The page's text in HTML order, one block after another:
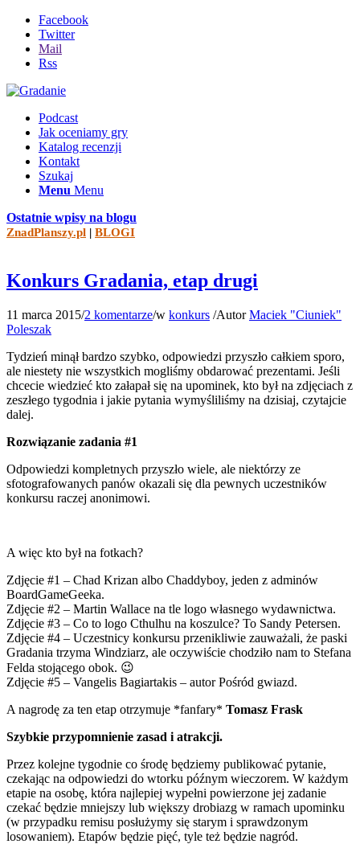
Facebook
Twitter
Mail
Rss
Podcast
Jak oceniamy gry
Katalog recenzji
Kontakt
Szukaj
Menu Menu
Ostatnie wpisy na blogu
ZnadPlanszy.pl | BLOGI
Konkurs Gradania, etap drugi
11 marca 2015/2 komentarze/w konkurs /AutorMaciek "Ciuniek"
Poleszak
Tydzień minął bardzo szybko, odpowiedzi przyszło całkiem sporo,
ale niestety nie wszystkich mogliśmy obdarować prezentami. Jeśli
chcecie wiedzieć kto załapał się na upominek, kto był na zdjęciach z
zeszłego tygodnia i jakie pytania wymyśliliśmy na dzisiaj, czytajcie
dalej.
Rozwiązanie zadania #1
Odpowiedzi kompletnych przyszło wiele, ale niektórzy ze
sfotografowanych panów okazali się dla pewnych uczestników
konkursu raczej anonimowi.
A więc kto był na fotkach?
Zdjęcie #1 – Chad Krizan albo Chaddyboy, jeden z adminów
BoardGameGeeka.
Zdjęcie #2 – Martin Wallace na tle logo własnego wydawnictwa.
Zdjęcie #3 – Co to logo Cthulhu na koszulce? To Sandy Petersen.
Zdjęcie #4 – Uczestnicy konkursu przenikliwie zauważali, że paski
Gradania trzyma Windziarz, ale oczywiście chodziło nam to Stefana
Felda stojącego obok. 😉
Zdjęcie #5 – Vangelis Bagiartakis – autor Pośród gwiazd.
A nagrodę za ten etap otrzymuje *fanfary* Tomasz Frask
Szybkie przypomnienie zasad i atrakcji.
Przez kolejne tygodnie co środę będziemy publikować pytanie,
czekając na odpowiedzi do wtorku późnym wieczorem. W każdym
etapie na osobę, która najlepiej wypełni powierzone jej zadanie
czekać będzie mniejszy lub większy drobiazg w ramach upominku
(w przypadku remisu posłużymy się starym i sprawdzonym
losowaniem). Etapów będzie pięć, tyle też będzie nagród.